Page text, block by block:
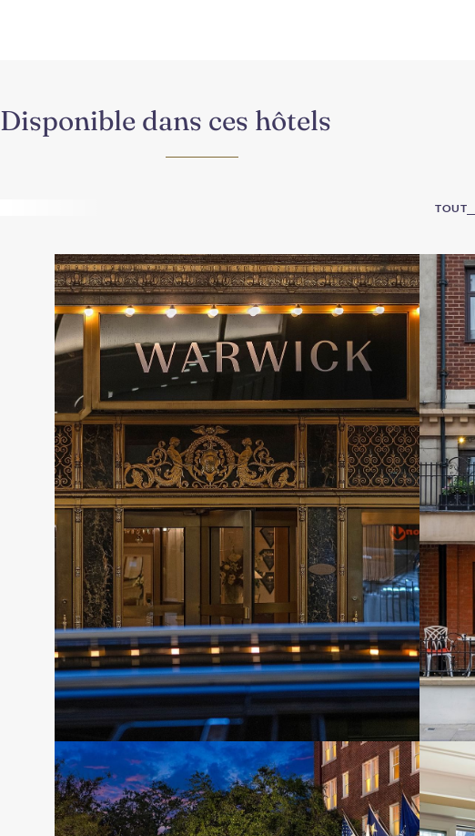
Disponible dans ces hôtels
TOUT
Warwick New York
RÉSERVER CETTE OFFRE
The